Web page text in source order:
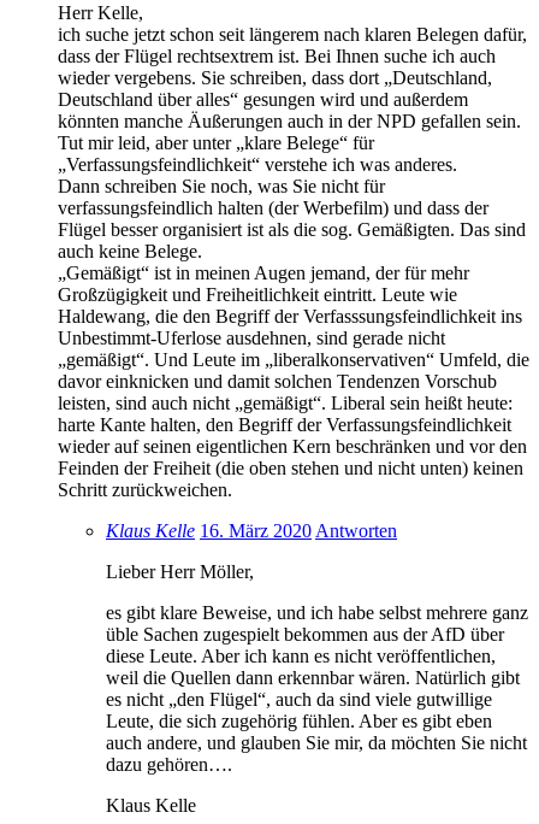
Herr Kelle,
ich suche jetzt schon seit längerem nach klaren Belegen dafür,
dass der Flügel rechtsextrem ist. Bei Ihnen suche ich auch
wieder vergebens. Sie schreiben, dass dort „Deutschland,
Deutschland über alles“ gesungen wird und außerdem
könnten manche Äußerungen auch in der NPD gefallen sein.
Tut mir leid, aber unter „klare Belege“ für
„Verfassungsfeindlichkeit“ verstehe ich was anderes.
Dann schreiben Sie noch, was Sie nicht für
verfassungsfeindlich halten (der Werbefilm) und dass der
Flügel besser organisiert ist als die sog. Gemäßigten. Das sind
auch keine Belege.
„Gemäßigt“ ist in meinen Augen jemand, der für mehr
Großzügigkeit und Freiheitlichkeit eintritt. Leute wie
Haldewang, die den Begriff der Verfasssungsfeindlichkeit ins
Unbestimmt-Uferlose ausdehnen, sind gerade nicht
„gemäßigt“. Und Leute im „liberalkonservativen“ Umfeld, die
davor einknicken und damit solchen Tendenzen Vorschub
leisten, sind auch nicht „gemäßigt“. Liberal sein heißt heute:
harte Kante halten, den Begriff der Verfassungsfeindlichkeit
wieder auf seinen eigentlichen Kern beschränken und vor den
Feinden der Freiheit (die oben stehen und nicht unten) keinen
Schritt zurückweichen.
Klaus Kelle 16. März 2020 Antworten
Lieber Herr Möller,
es gibt klare Beweise, und ich habe selbst mehrere ganz
üble Sachen zugespielt bekommen aus der AfD über
diese Leute. Aber ich kann es nicht veröffentlichen,
weil die Quellen dann erkennbar wären. Natürlich gibt
es nicht „den Flügel“, auch da sind viele gutwillige
Leute, die sich zugehörig fühlen. Aber es gibt eben
auch andere, und glauben Sie mir, da möchten Sie nicht
dazu gehören….
Klaus Kelle